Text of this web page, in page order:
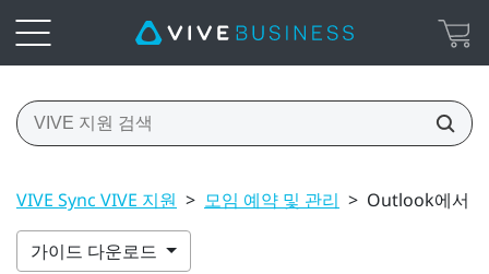
VIVE Sync VIVE 지원 > 모임 예약 및 관리 > Outlook에서
가이드 다운로드